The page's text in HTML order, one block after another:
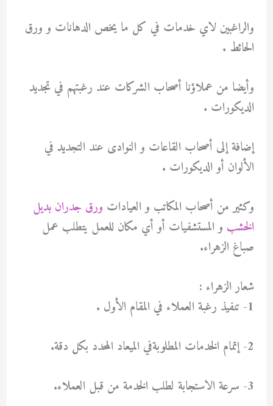
والراغبين لاي خدمات في كل ما يخص الدهانات و ورق
الحائط .
وأيضا من عملاؤنا أصحاب الشركات عند رغبتهم في تجديد
الديكورات .
إضافة إلى أصحاب القاعات و النوادى عند التجديد في
الألوان أو الديكورات .
وكثير من أصحاب المكاتب و العيادات ورق جدران بديل
الخشبو المستشفيات أو أي مكان للعمل يتطلب عمل
صباغ الزهراء.
شعار الزهراء :
1- تنفيذ رغبة العملاء في المقام الأول .
2- إتمام الخدمات المطلوبةفي الميعاد المحدد بكل دقة.
3- سرعة الاستجابة لطلب الخدمة من قبل العملاء.